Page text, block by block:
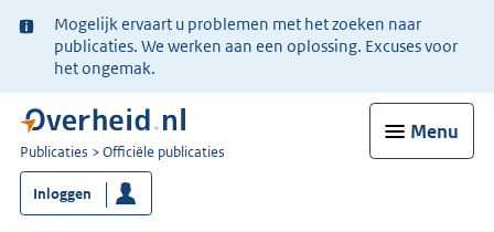
Ter
informatie:
Mogelijk ervaart u problemen met het zoeken naar
publicaties. We werken aan een oplossing. Excuses voor
het ongemak.
Menu
U
bent
nu
hier:
Publicaties Officiële publicaties
Inloggen